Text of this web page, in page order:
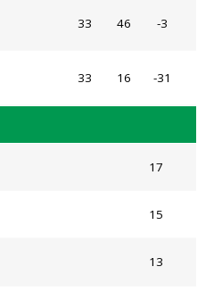
33 46 -3
33 16 -31
17
15
13